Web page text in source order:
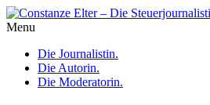
Menu
Die Journalistin.
Die Autorin.
Die Moderatorin.